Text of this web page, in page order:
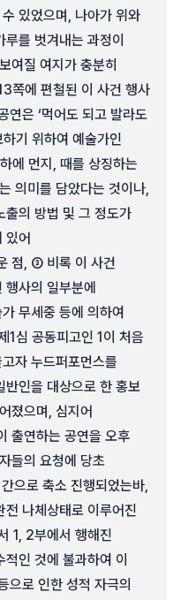
있었으며, 나아가 위와
를 벗겨내는 과정이
여질 여지가 충분히
쪽에 편철된 이 사건 행사
연은 ‘먹어도 되고 발라도
기 위하여 예술가인
에 먼지, 때를 상징하는
의미를 담았다는 것이나,
출의 방법 및 그 정도가
있어
점, ③ 비록 이 사건
사의 일부분에
무세중 등에 의하여
1심 공동피고인 1이 처음
자 누드퍼포먼스를
반인을 대상으로 한 홍보
졌으며, 심지어
출연하는 공연을 오후
들의 요청에 당초
으로 축소 진행되었는바,
나체상태로 이루어진
1, 2부에서 행해진
인 것에 불과하여 이
으로 인한 성적 자극의